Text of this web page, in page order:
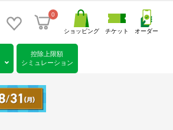
0
ショッピング チケット オーダー
控除上限額
シミュレーション